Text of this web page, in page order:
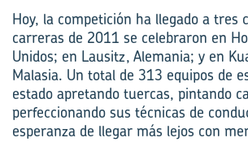
Hoy, la competición ha llegado a tres
carreras de 2011 se celebraron en
Unidos; en Lausitz, Alemania; y en
Malasia. Un total de 313 equipos de
estado apretando tuercas, pintando
perfeccionando sus técnicas de
esperanza de llegar más lejos con